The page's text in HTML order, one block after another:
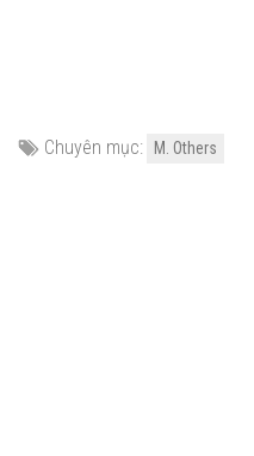
Chuyên mục: M. Others